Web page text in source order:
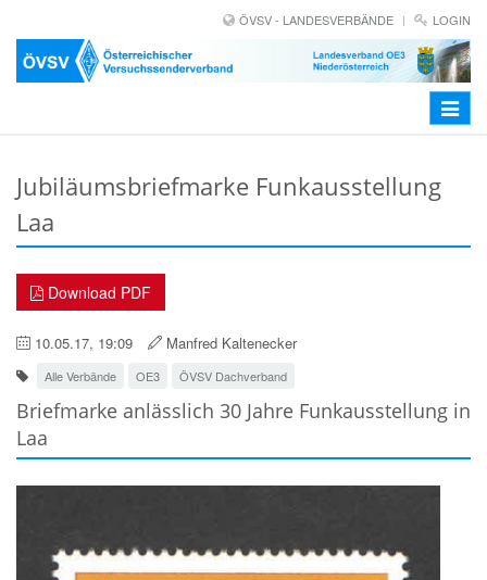
ÖVSV - LANDESVERBÄNDE LOGIN
Toggle
Jubiläumsbriefmarke Funkausstellung
Laa
Download PDF
10.05.17, 19:09 Manfred Kaltenecker
Alle Verbände OE3 ÖVSV Dachverband
Briefmarke anlässlich 30 Jahre Funkausstellung in
Laa